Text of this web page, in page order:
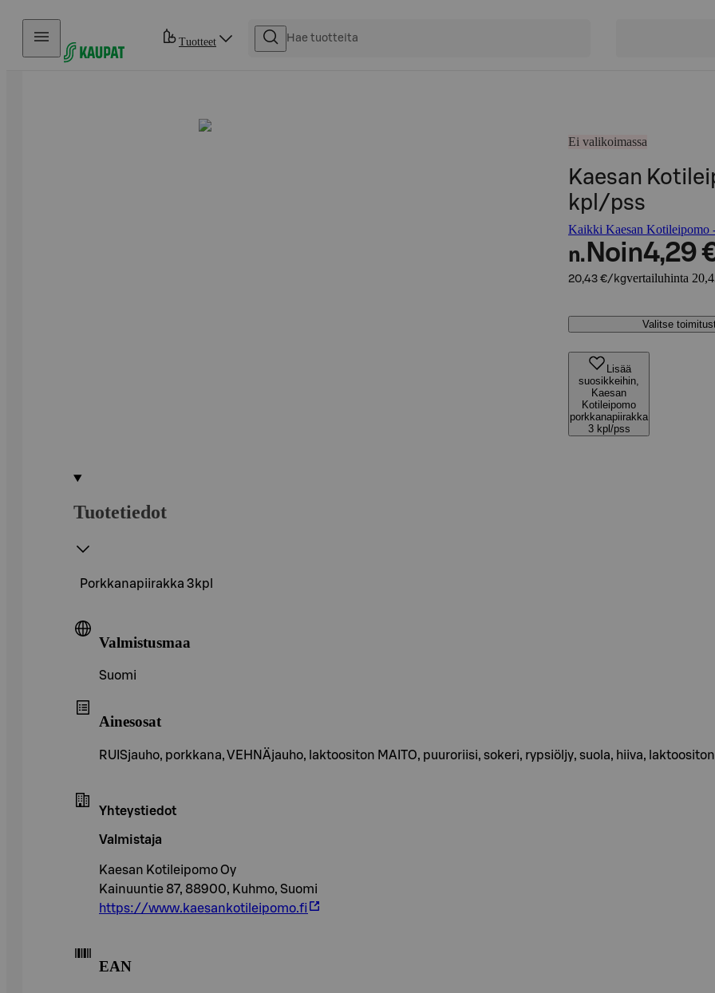
Hyppää sisältöön
Tuotteet
Ei valikoimassa
Kaesan
kpl/pss
Kaikki Kaesan Kotileipomo
n. Noin4,29
20,43 €/kgvertailuhinta
Valitse
Lisää
suosikkeihin,
Kaesan
Kotileipomo
porkkanapiirakka
3 kpl/pss
Tuotetiedot
Porkkanapiirakka 3kpl
Valmistusmaa
Suomi
Ainesosat
RUISjauho, porkkana, VEHNÄjauho, laktoositon MAITO, puuroriisi, sokeri, rypsiöljy, suola, hiiva, laktoositon
Yhteystiedot
Valmistaja
Kaesan Kotileipomo Oy
Kainuuntie 87, 88900, Kuhmo, Suomi
https://www.kaesankotileipomo.fi
EAN